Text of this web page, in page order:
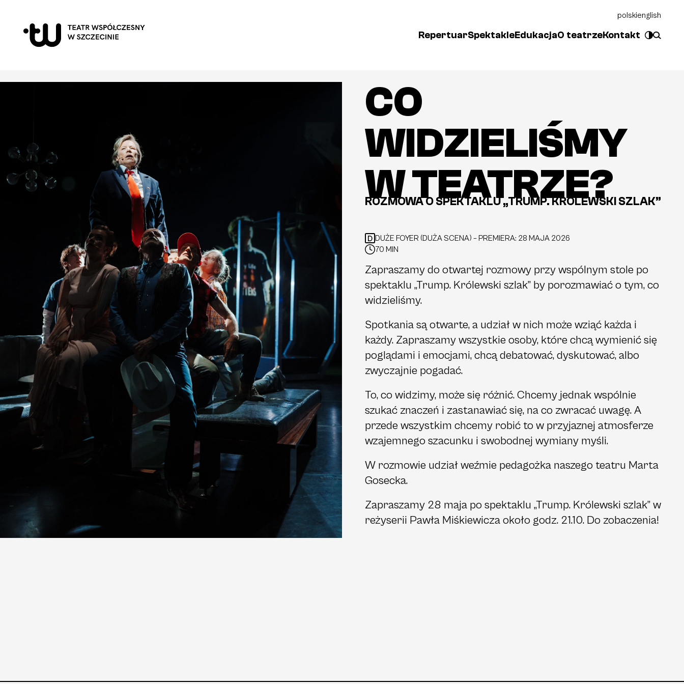
polskienglish
RepertuarSpektakleEdukacjaO teatrzeKontakt
CO
WIDZIELIŚMY
W TEATRZE?
ROZMOWA O SPEKTAKLU „TRUMP. KRÓLEWSKI SZLAK”
D DUŻE FOYER (DUŻA SCENA) – PREMIERA: 28 MAJA 2026
70 MIN
Zapraszamy do otwartej rozmowy przy wspólnym stole po
spektaklu „Trump. Królewski szlak” by porozmawiać o tym, co
widzieliśmy.
Spotkania są otwarte, a udział w nich może wziąć każda i
każdy. Zapraszamy wszystkie osoby, które chcą wymienić się
poglądami i emocjami, chcą debatować, dyskutować, albo
zwyczajnie pogadać.
To, co widzimy, może się różnić. Chcemy jednak wspólnie
szukać znaczeń i zastanawiać się, na co zwracać uwagę. A
przede wszystkim chcemy robić to w przyjaznej atmosferze
wzajemnego szacunku i swobodnej wymiany myśli.
W rozmowie udział weźmie pedagożka naszego teatru Marta
Gosecka.
Zapraszamy 28 maja po spektaklu „Trump. Królewski szlak” w
reżyserii Pawła Miśkiewicza około godz. 21.10. Do zobaczenia!